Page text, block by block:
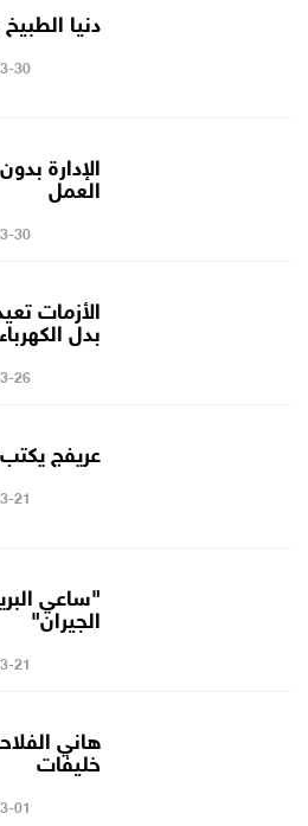
دنيا
30
الإدارة
العمل
30
الأزمات
بدل الكهرباء
26
عريفج
21
"ساعي
الجيران"
21
هاني
خليفات
01